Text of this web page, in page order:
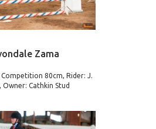
Zama
80cm, Rider: J.
Owner: Cathkin Stud